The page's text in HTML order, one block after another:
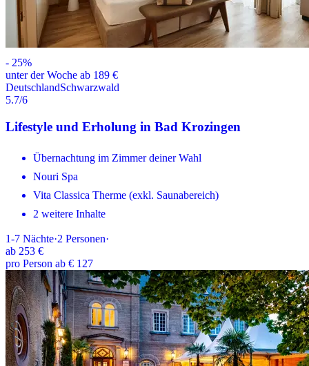
- 25%
unter der Woche ab 189 €
DeutschlandSchwarzwald
5.7/6
Lifestyle und Erholung in Bad Krozingen
Übernachtung im Zimmer deiner Wahl
Nouri Spa
Vita Classica Therme (exkl. Saunabereich)
2 weitere Inhalte
1-7 Nächte·2 Personen·
ab 253 €
pro Person ab € 127